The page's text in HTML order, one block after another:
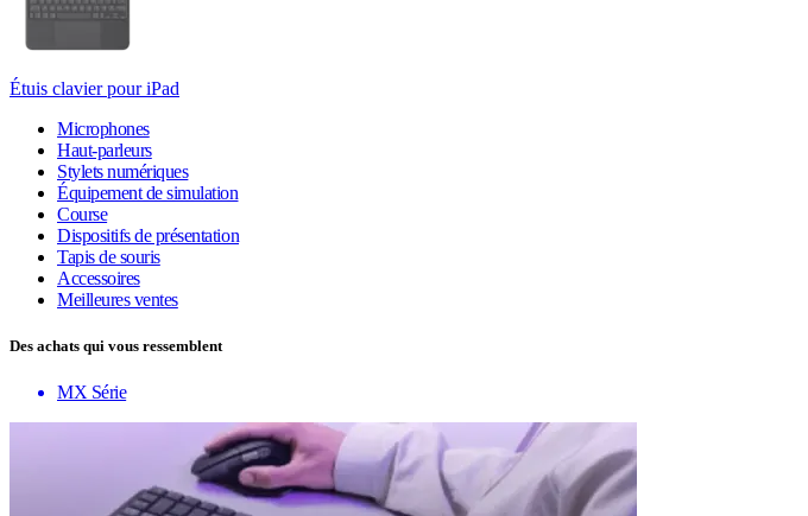
Étuis clavier pour iPad
Microphones
Haut-parleurs
Stylets numériques
Équipement de simulation
Course
Dispositifs de présentation
Tapis de souris
Accessoires
Meilleures ventes
Des achats qui vous ressemblent
MX Série